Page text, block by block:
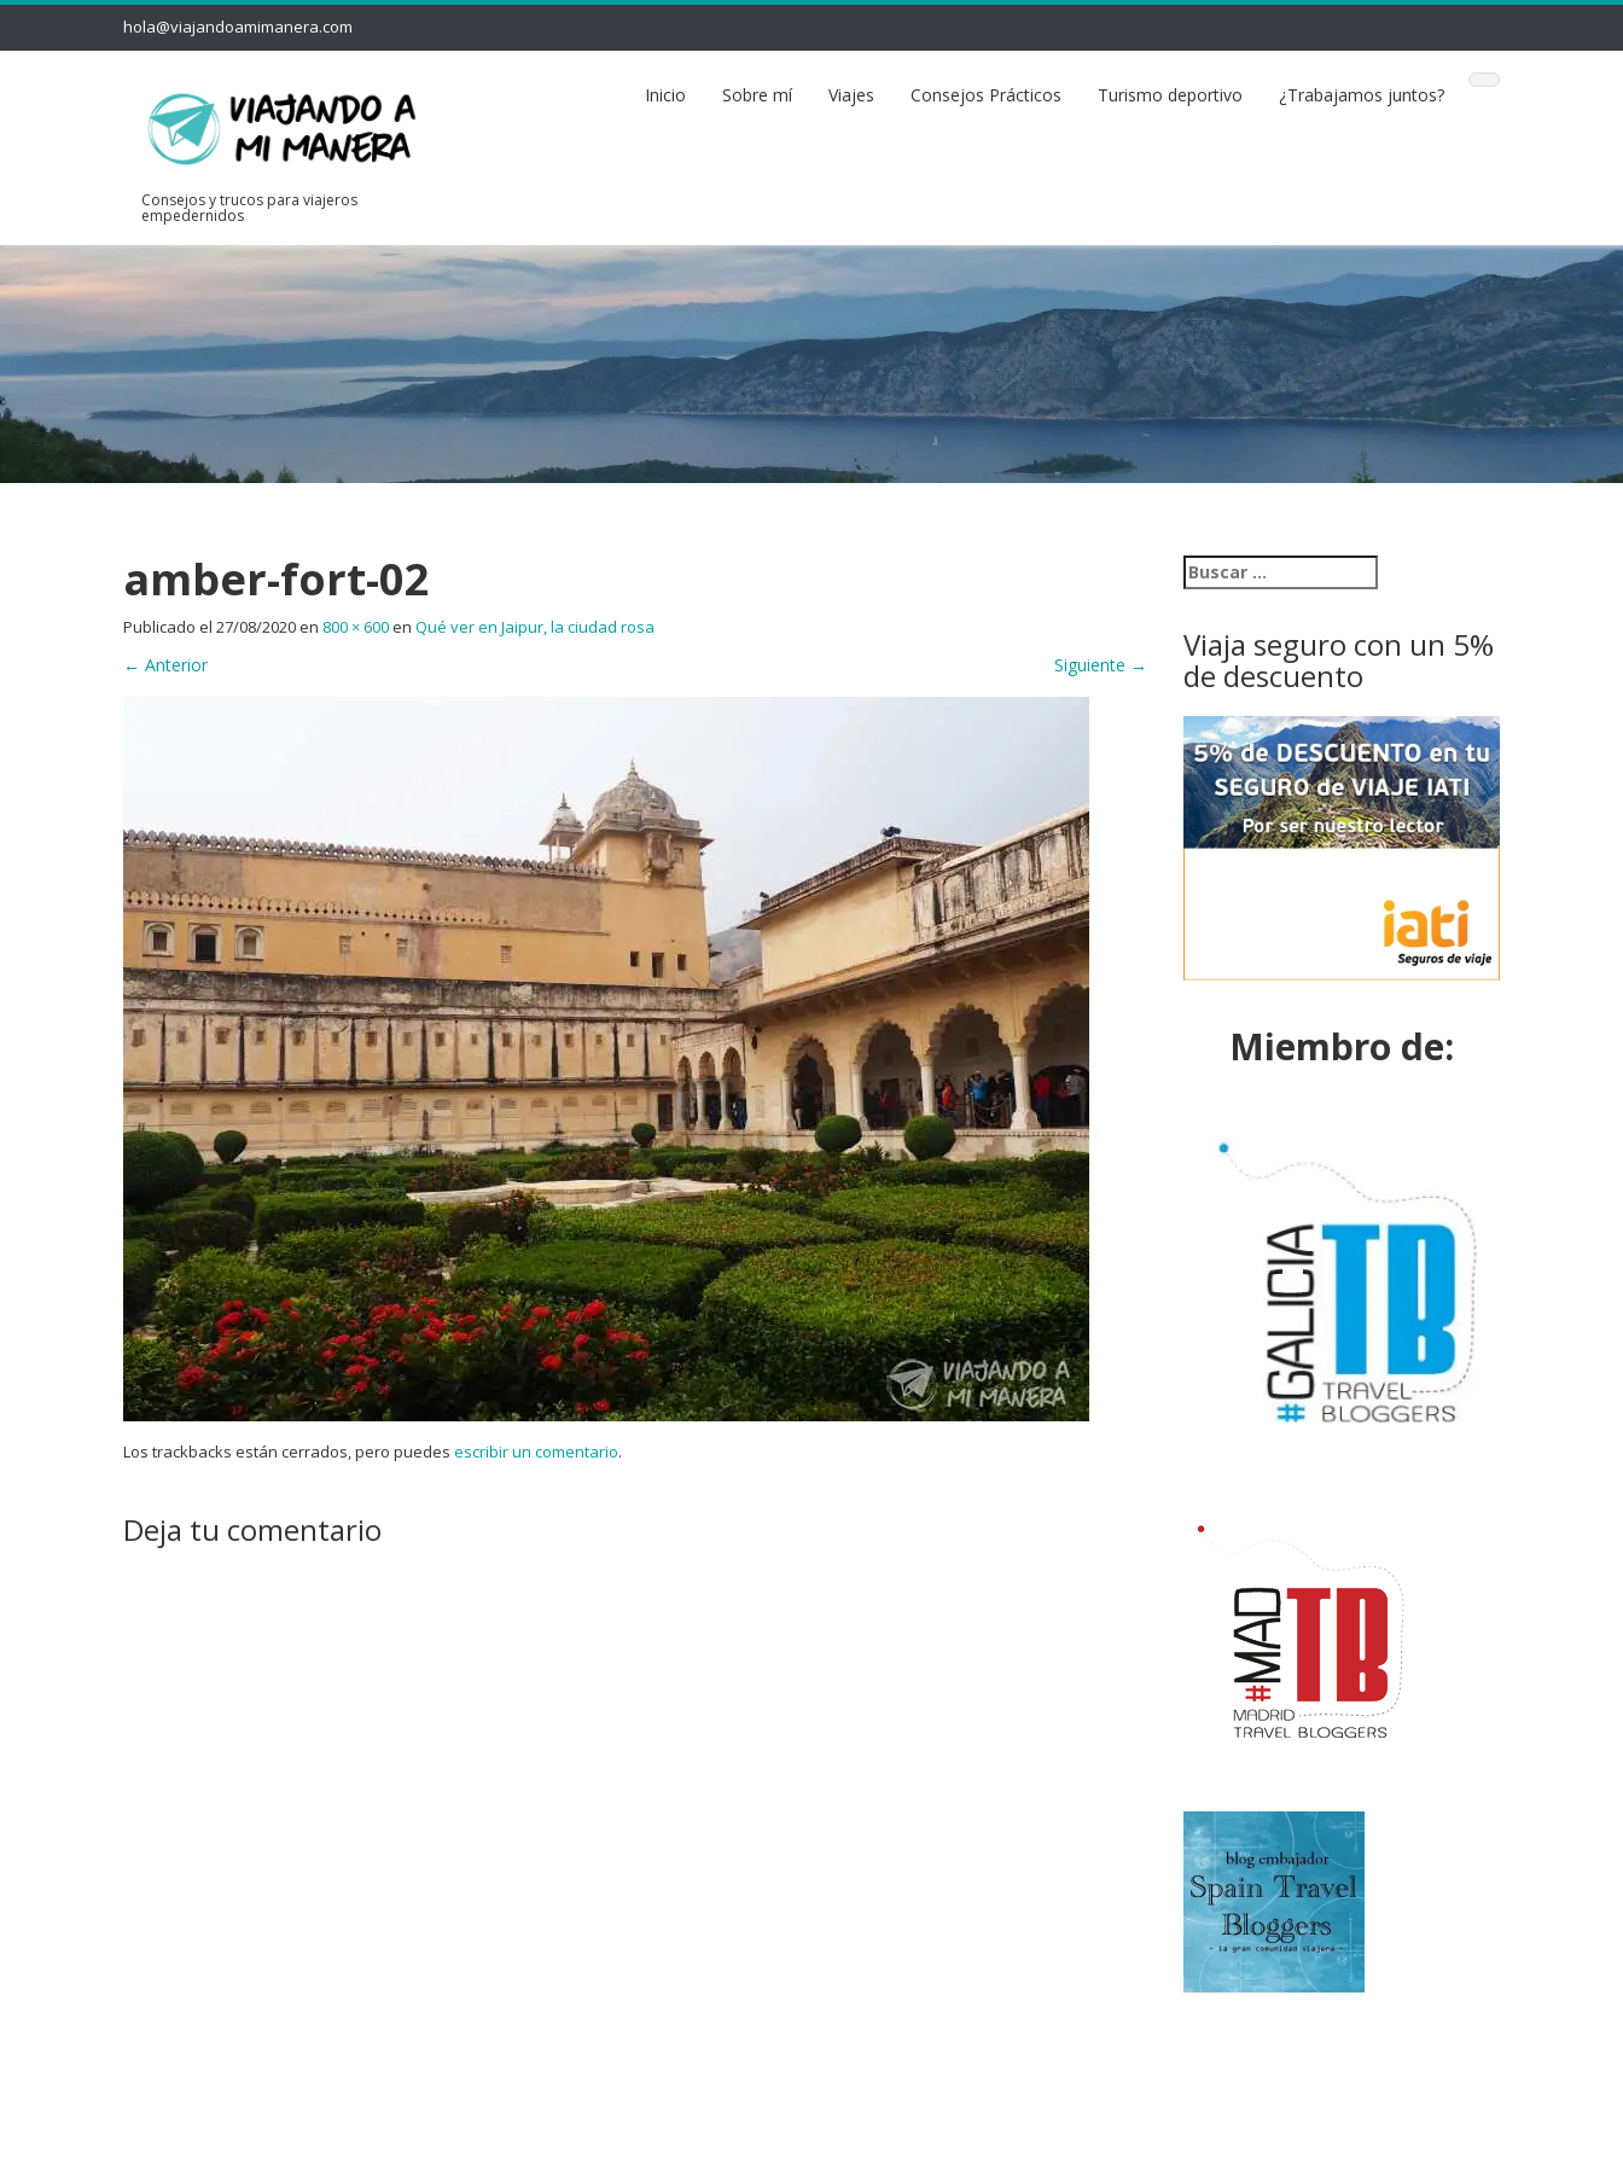
hola@viajandoamimanera.com
Consejos y trucos para viajeros
empedernidos
Inicio Sobre mí Viajes Consejos Prácticos Turismo deportivo ¿Trabajamos juntos?
amber-fort-02
Publicado el 27/08/2020en 800 × 600en Qué ver en Jaipur, la ciudad rosa
← Anterior Siguiente →
Los trackbacks están cerrados, pero puedes escribir un comentario.
Deja tu comentario
Viaja seguro con un 5%
de descuento
Miembro de: